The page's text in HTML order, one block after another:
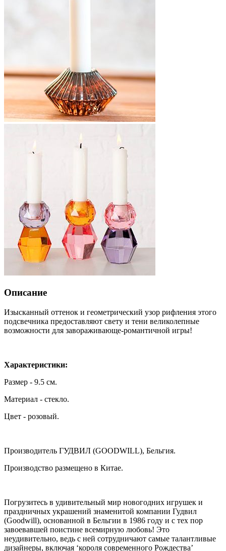
Описание
Изысканный оттенок и геометрический узор рифления этого
подсвечника предоставляют свету и тени великолепные
возможности для завораживающе-романтичной игры!
Характеристики:
Размер - 9.5 см.
Материал - стекло.
Цвет - розовый.
Производитель ГУДВИЛ (GOODWILL), Бельгия.
Производство размещено в Китае.
Погрузитесь в удивительный мир новогодних игрушек и
праздничных украшений знаменитой компании Гудвил
(Goodwill), основанной в Бельгии в 1986 году и с тех пор
завоевавшей поистине всемирную любовь! Это
неудивительно, ведь с ней сотрудничают самые талантливые
дизайнеры, включая ‘короля современного Рождества’